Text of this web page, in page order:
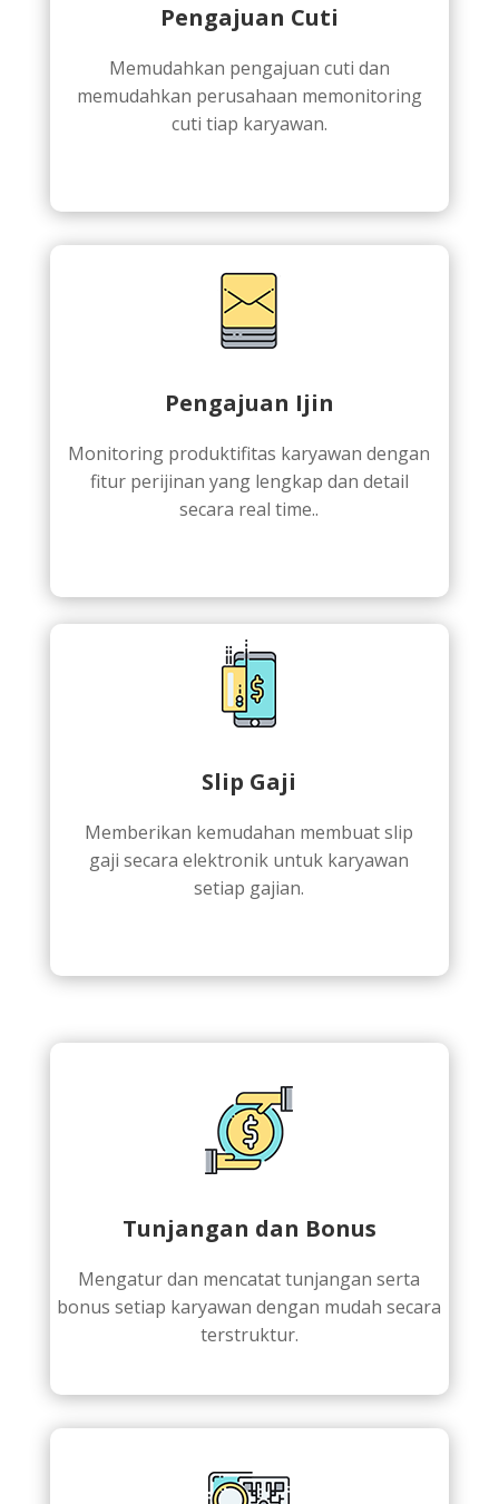
Pengajuan Cuti
Memudahkan pengajuan cuti dan
memudahkan perusahaan memonitoring
cuti tiap karyawan.
Pengajuan Ijin
Monitoring produktifitas karyawan dengan
fitur perijinan yang lengkap dan detail
secara real time..
Slip Gaji
Memberikan kemudahan membuat slip
gaji secara elektronik untuk karyawan
setiap gajian.
Tunjangan dan Bonus
Mengatur dan mencatat tunjangan serta
bonus setiap karyawan dengan mudah secara
terstruktur.